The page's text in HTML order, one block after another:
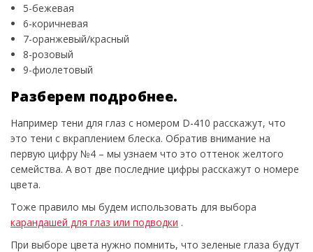
5-бежевая
6-коричневая
7-оранжевый/красный
8-розовый
9-фиолетовый
Разберем подробнее.
Например тени для глаз с номером D-410 расскажут, что
это тени с вкраплением блеска. Обратив внимание на
первую цифру №4 – мы узнаем что это оттенок желтого
семейства. А вот две последние цифры расскажут о номере
цвета.
Тоже правило мы будем использовать для выбора
карандашей для глаз или подводки .
При выборе цвета нужно помнить, что зеленые глаза будут